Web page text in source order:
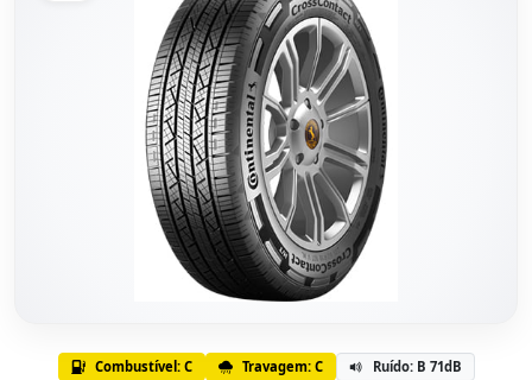
Combustível: C Travagem: C Ruído: B 71dB